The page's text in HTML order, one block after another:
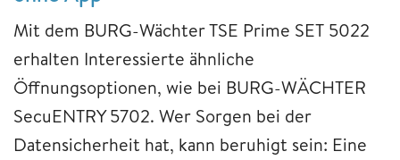
Mit dem BURG-Wächter TSE Prime SET 5022
erhalten Interessierte ähnliche
Öffnungsoptionen, wie bei BURG-WÄCHTER
SecuENTRY 5702. Wer Sorgen bei der
Datensicherheit hat, kann beruhigt sein: Eine